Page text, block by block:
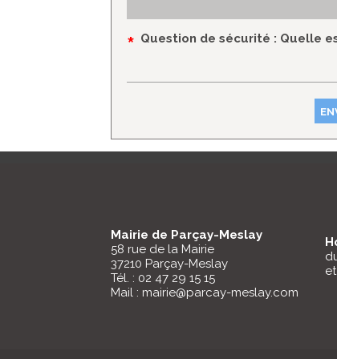
Question de sécurité
* : Quelle
Mairie de Parçay-Meslay
58 rue de la Mairie
37210 Parçay-Meslay
Tél. : 02 47 29 15 15
Mail : mairie@parcay-meslay.com